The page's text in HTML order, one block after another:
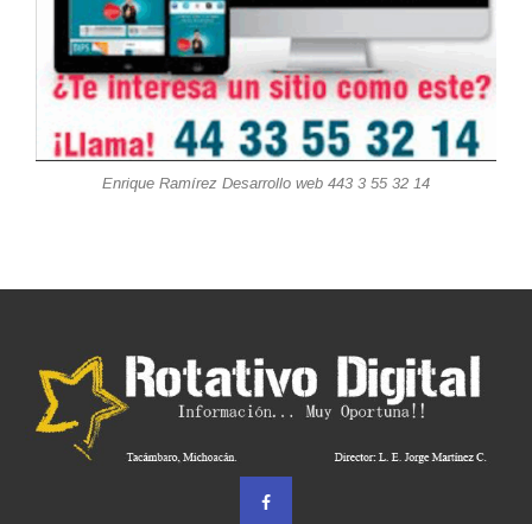
Enrique Ramírez Desarrollo web 443 3 55 32 14